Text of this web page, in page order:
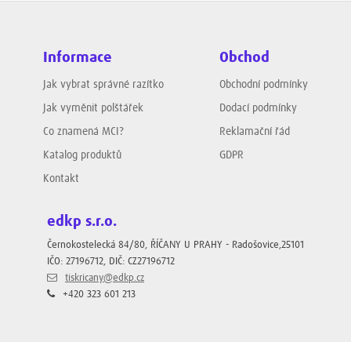
Informace
Jak vybrat správné razítko
Jak vyměnit polštářek
Co znamená MCI?
Katalog produktů
Kontakt
Obchod
Obchodní podmínky
Dodací podmínky
Reklamační řád
GDPR
edkp s.r.o.
Černokostelecká 84/80, ŘÍČANY U PRAHY - Radošovice,25101
IČO: 27196712, DIČ: CZ27196712
tiskricany@edkp.cz
+420 323 601 213